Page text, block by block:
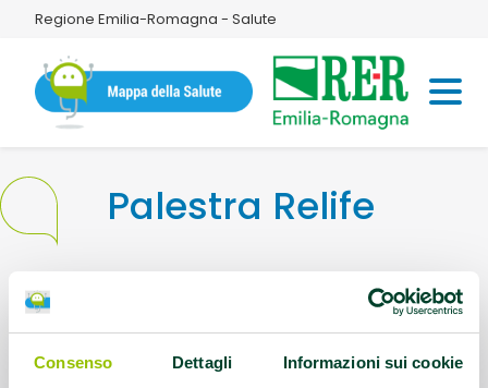
Consenso Dettagli Informazioni sui cookie
Regione Emilia-Romagna - Salute
Palestra Relife
Via Hiroshima,22 42124 Reggio
Questo contenuto si trova inPalestre che